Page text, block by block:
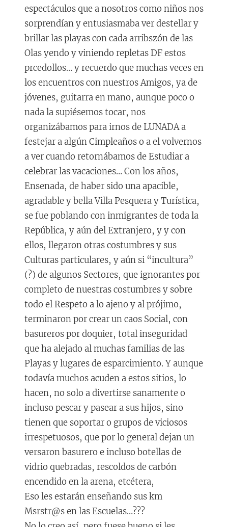
espectáculos que a nosotros como niños nos
sorprendían y entusiasmaba ver destellar y
brillar las playas con cada arribszón de las
Olas yendo y viniendo repletas DF estos
prcedollos… y recuerdo que muchas veces en
los encuentros con nuestros Amigos, ya de
jóvenes, guitarra en mano, aunque poco o
nada la supiésemos tocar, nos
organizábamos para irnos de LUNADA a
festejar a algún Cimpleaños o a el volvernos
a ver cuando retornábamos de Estudiar a
celebrar las vacaciones… Con los años,
Ensenada, de haber sido una apacible,
agradable y bella Villa Pesquera y Turística,
se fue poblando con inmigrantes de toda la
República, y aún del Extranjero, y y con
ellos, llegaron otras costumbres y sus
Culturas particulares, y aún si “incultura”
(?) de algunos Sectores, que ignorantes por
completo de nuestras costumbres y sobre
todo el Respeto a lo ajeno y al prójimo,
terminaron por crear un caos Social, con
basureros por doquier, total inseguridad
que ha alejado al muchas familias de las
Playas y lugares de esparcimiento. Y aunque
todavía muchos acuden a estos sitios, lo
hacen, no solo a divertirse sanamente o
incluso pescar y pasear a sus hijos, sino
tienen que soportar o grupos de viciosos
irrespetuosos, que por lo general dejan un
versaron basurero e incluso botellas de
vidrio quebradas, rescoldos de carbón
encendido en la arena, etcétera,
Eso les estarán enseñando sus km
Msrstr@s en las Escuelas…???